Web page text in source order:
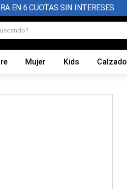
EN 6 CUOTAS SIN INTERESES
Mujer Kids Calzado